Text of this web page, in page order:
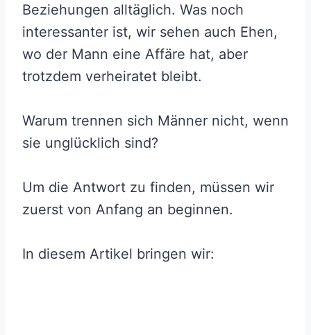
Beziehungen alltäglich. Was noch
interessanter ist, wir sehen auch Ehen,
wo der Mann eine Affäre hat, aber
trotzdem verheiratet bleibt.
Warum trennen sich Männer nicht, wenn
sie unglücklich sind?
Um die Antwort zu finden, müssen wir
zuerst von Anfang an beginnen.
In diesem Artikel bringen wir: